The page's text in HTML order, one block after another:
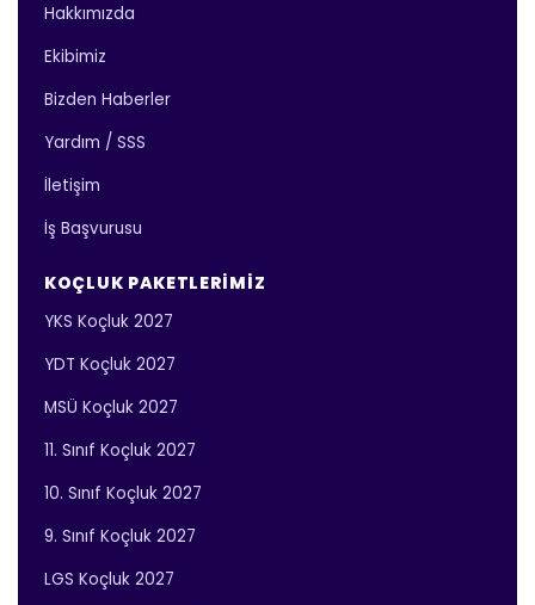
Hakkımızda
Ekibimiz
Bizden Haberler
Yardım / SSS
İletişim
İş Başvurusu
KOÇLUK PAKETLERIMIZ
YKS Koçluk 2027
YDT Koçluk 2027
MSÜ Koçluk 2027
11. Sınıf Koçluk 2027
10. Sınıf Koçluk 2027
9. Sınıf Koçluk 2027
LGS Koçluk 2027